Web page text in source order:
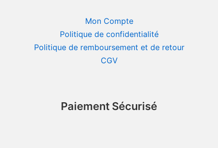
Mon Compte
Politique de confidentialité
Politique de remboursement et de retour
CGV
Paiement Sécurisé